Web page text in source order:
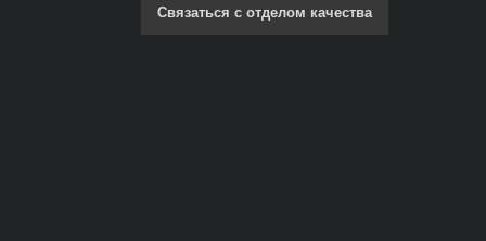
Связаться с отделом качества